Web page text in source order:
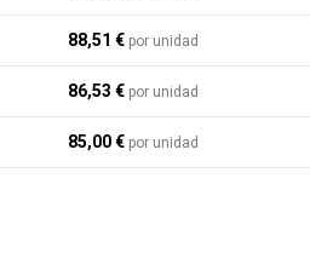
88,51 € por unidad
86,53 € por unidad
85,00 € por unidad